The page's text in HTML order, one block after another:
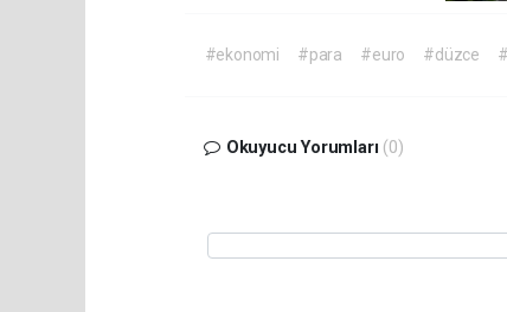
#ekonomi #para #euro #düzce
Okuyucu Yorumları (0)